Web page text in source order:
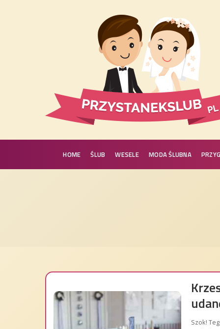
HOME ŚLUB WESELE MODA ŚLUBNA
Szok!